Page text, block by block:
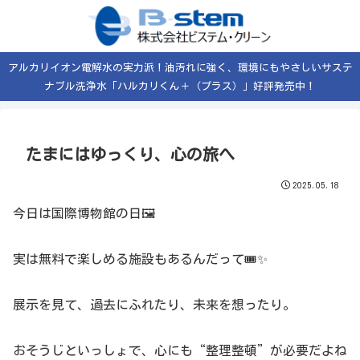
アルカリイオン電解水の実力派！油汚れに強く、環境にもやさしいサステ
ナブル洗浄水「ハルカリくん＋（プラス）」好評発売中！
たまにはゆっくり、心の旅へ
2025.05.18
今日は国際博物館の日🖼️
実は無料で楽しめる施設もあるんだって🎟️✨
展示を見て、過去にふれたり、未来を想ったり。
おそうじといっしょで、心にも“整理整頓”が必要だよね